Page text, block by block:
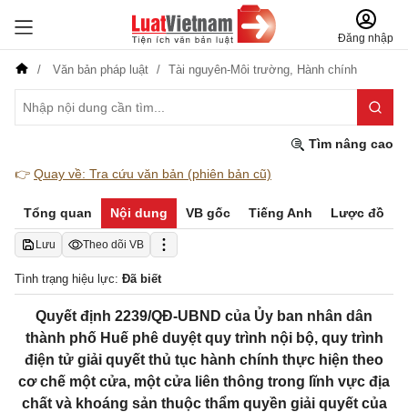
Đăng nhập
Văn bản pháp luật Tài nguyên-Môi trường, Hành chính
Tìm nâng cao
👉 Quay về: Tra cứu văn bản (phiên bản cũ)
Tổng quan Nội dung VB gốc Tiếng Anh Lược đồ
Lưu Theo dõi VB
Tình trạng hiệu lực: Đã biết
Quyết định 2239/QĐ-UBND của Ủy ban nhân dân
thành phố Huế phê duyệt quy trình nội bộ, quy trình
điện tử giải quyết thủ tục hành chính thực hiện theo
cơ chế một cửa, một cửa liên thông trong lĩnh vực địa
chất và khoáng sản thuộc thẩm quyền giải quyết của